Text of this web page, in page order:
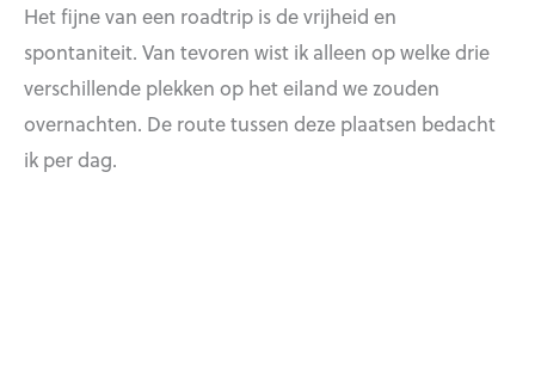
Het fijne van een roadtrip is de vrijheid en
spontaniteit. Van tevoren wist ik alleen op welke drie
verschillende plekken op het eiland we zouden
overnachten. De route tussen deze plaatsen bedacht
ik per dag.